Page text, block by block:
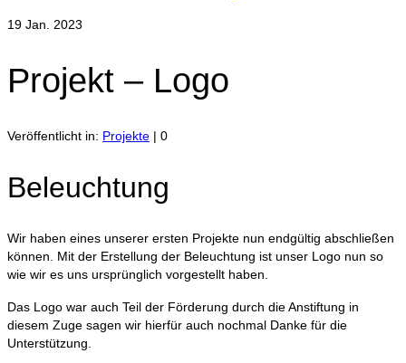
19 Jan. 2023
Projekt – Logo
Veröffentlicht in: Projekte | 0
Beleuchtung
Wir haben eines unserer ersten Projekte nun endgültig abschließen
können. Mit der Erstellung der Beleuchtung ist unser Logo nun so
wie wir es uns ursprünglich vorgestellt haben.
Das Logo war auch Teil der Förderung durch die Anstiftung in
diesem Zuge sagen wir hierfür auch nochmal Danke für die
Unterstützung.